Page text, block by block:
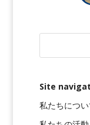
Site
私たちにつ